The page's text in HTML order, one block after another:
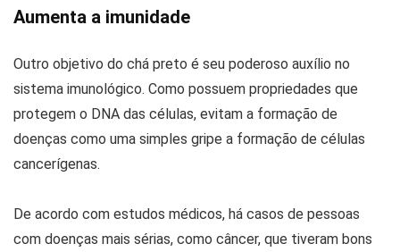
Aumenta a imunidade
Outro objetivo do chá preto é seu poderoso auxílio no
sistema imunológico. Como possuem propriedades que
protegem o DNA das células, evitam a formação de
doenças como uma simples gripe a formação de células
cancerígenas.
De acordo com estudos médicos, há casos de pessoas
com doenças mais sérias, como câncer, que tiveram bons